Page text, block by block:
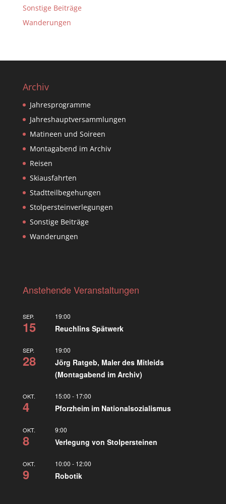
Sonstige Beiträge
Wanderungen
Archiv
Jahresprogramme
Jahreshauptversammlungen
Matineen und Soireen
Montagabend im Archiv
Reisen
Skiausfahrten
Stadtteilbegehungen
Stolpersteinverlegungen
Sonstige Beiträge
Wanderungen
Anstehende Veranstaltungen
SEP.
15
19:00
Reuchlins Spätwerk
SEP.
28
19:00
Jörg Ratgeb, Maler des Mitleids
(Montagabend im Archiv)
OKT.
4
15:00 - 17:00
Pforzheim im Nationalsozialismus
OKT.
8
9:00
Verlegung von Stolpersteinen
OKT.
9
10:00 - 12:00
Robotik